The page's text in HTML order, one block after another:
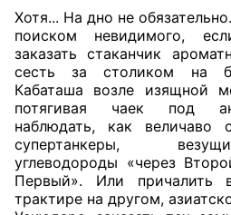
Хотя... На дно не
поиском невидимого,
заказать стаканчик
сесть за столиком на
Кабаташа возле изящной
потягивая чаек под
наблюдать, как величаво
супертанкеры,
углеводороды «через
Первый». Или причалить
трактире на другом,